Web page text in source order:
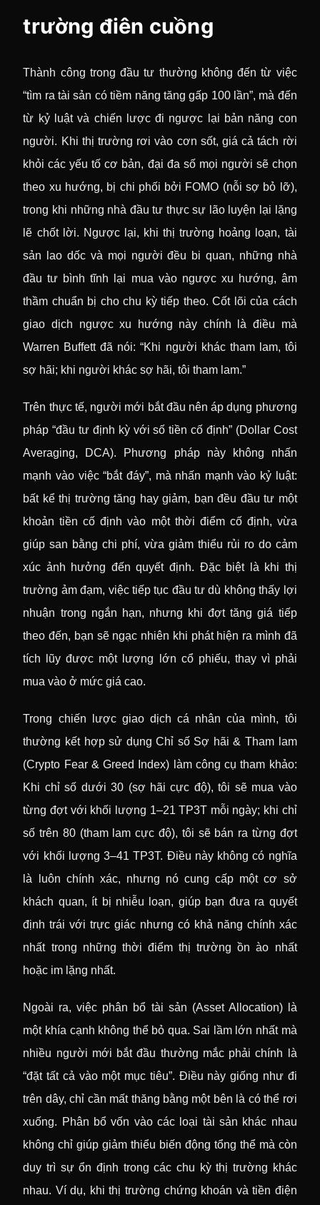
trường điên cuồng
Thành công trong đầu tư thường không đến từ việc
“tìm ra tài sản có tiềm năng tăng gấp 100 lần”, mà đến
từ kỷ luật và chiến lược đi ngược lại bản năng con
người. Khi thị trường rơi vào cơn sốt, giá cả tách rời
khỏi các yếu tố cơ bản, đại đa số mọi người sẽ chọn
theo xu hướng, bị chi phối bởi FOMO (nỗi sợ bỏ lỡ),
trong khi những nhà đầu tư thực sự lão luyện lại lặng
lẽ chốt lời. Ngược lại, khi thị trường hoảng loạn, tài
sản lao dốc và mọi người đều bi quan, những nhà
đầu tư bình tĩnh lại mua vào ngược xu hướng, âm
thầm chuẩn bị cho chu kỳ tiếp theo. Cốt lõi của cách
giao dịch ngược xu hướng này chính là điều mà
Warren Buffett đã nói: “Khi người khác tham lam, tôi
sợ hãi; khi người khác sợ hãi, tôi tham lam.”
Trên thực tế, người mới bắt đầu nên áp dụng phương
pháp “đầu tư định kỳ với số tiền cố định” (Dollar Cost
Averaging, DCA). Phương pháp này không nhấn
mạnh vào việc “bắt đáy”, mà nhấn mạnh vào kỷ luật:
bất kể thị trường tăng hay giảm, bạn đều đầu tư một
khoản tiền cố định vào một thời điểm cố định, vừa
giúp san bằng chi phí, vừa giảm thiểu rủi ro do cảm
xúc ảnh hưởng đến quyết định. Đặc biệt là khi thị
trường ảm đạm, việc tiếp tục đầu tư dù không thấy lợi
nhuận trong ngắn hạn, nhưng khi đợt tăng giá tiếp
theo đến, bạn sẽ ngạc nhiên khi phát hiện ra mình đã
tích lũy được một lượng lớn cổ phiếu, thay vì phải
mua vào ở mức giá cao.
Trong chiến lược giao dịch cá nhân của mình, tôi
thường kết hợp sử dụng Chỉ số Sợ hãi & Tham lam
(Crypto Fear & Greed Index) làm công cụ tham khảo:
Khi chỉ số dưới 30 (sợ hãi cực độ), tôi sẽ mua vào
từng đợt với khối lượng 1–21 TP3T mỗi ngày; khi chỉ
số trên 80 (tham lam cực độ), tôi sẽ bán ra từng đợt
với khối lượng 3–41 TP3T. Điều này không có nghĩa
là luôn chính xác, nhưng nó cung cấp một cơ sở
khách quan, ít bị nhiễu loạn, giúp bạn đưa ra quyết
định trái với trực giác nhưng có khả năng chính xác
nhất trong những thời điểm thị trường ồn ào nhất
hoặc im lặng nhất.
Ngoài ra, việc phân bổ tài sản (Asset Allocation) là
một khía cạnh không thể bỏ qua. Sai lầm lớn nhất mà
nhiều người mới bắt đầu thường mắc phải chính là
“đặt tất cả vào một mục tiêu”. Điều này giống như đi
trên dây, chỉ cần mất thăng bằng một bên là có thể rơi
xuống. Phân bổ vốn vào các loại tài sản khác nhau
không chỉ giúp giảm thiểu biến động tổng thể mà còn
duy trì sự ổn định trong các chu kỳ thị trường khác
nhau. Ví dụ, khi thị trường chứng khoán và tiền điện